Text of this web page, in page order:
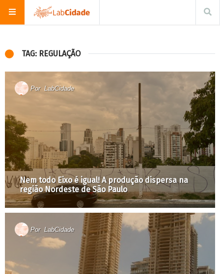
TAG: REGULAÇÃO
Por LabCidade
Nem todo Eixo é igual! A produção dispersa na
região Nordeste de São Paulo
Por LabCidade